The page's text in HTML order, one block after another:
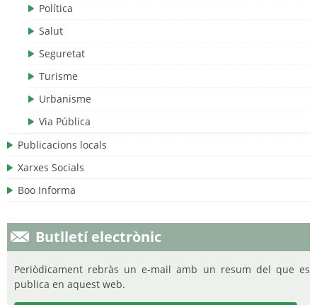
Política
Salut
Seguretat
Turisme
Urbanisme
Via Pública
Publicacions locals
Xarxes Socials
Boo Informa
Butlletí electrònic
Periòdicament rebràs un e-mail amb un resum del que es
publica en aquest web.